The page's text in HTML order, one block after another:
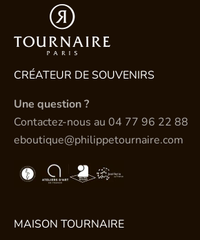
CRÉATEUR DE SOUVENIRS
Une question ?
Contactez-nous au 04 77 96 22 88
eboutique@philippetournaire.com
MAISON TOURNAIRE